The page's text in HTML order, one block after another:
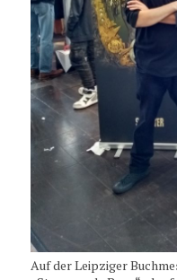
Auf der Leipziger